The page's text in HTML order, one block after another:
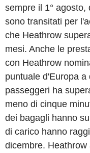
sempre il 1°
sono transitati per
che Heathrow
mesi. Anche le
con Heathrow
puntuale d'Europa
passeggeri ha
meno di cinque
dei bagagli hanno
di carico hanno
dicembre.